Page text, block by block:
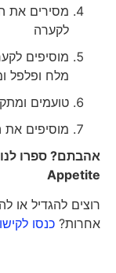
מסירים את
לקערה
מוסיפים לקערת
מלח ופלפל
טועמים
מוסיפים את
אהבתם? ספרו לנו
Appetite
רוצים להגדיל או
אחרות?כנסו לקישור